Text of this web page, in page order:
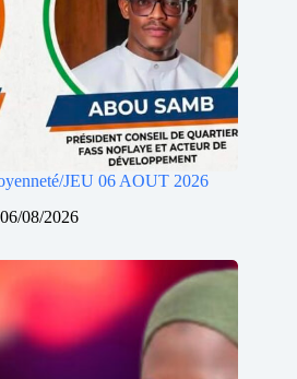
JEU 06 AOUT 2026
06/08/2026